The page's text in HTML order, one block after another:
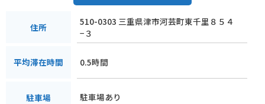
住所
510-0303 三重県津市河芸町東千里８５４
−３
平均滞在時間 0.5時間
駐車場 駐車場あり